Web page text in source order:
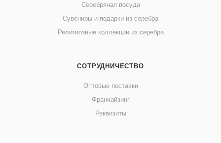
Серебряная посуда
Сувениры и подарки из серебра
Религиозные коллекции из серебра
СОТРУДНИЧЕСТВО
Оптовые поставки
Франчайзинг
Реквизиты